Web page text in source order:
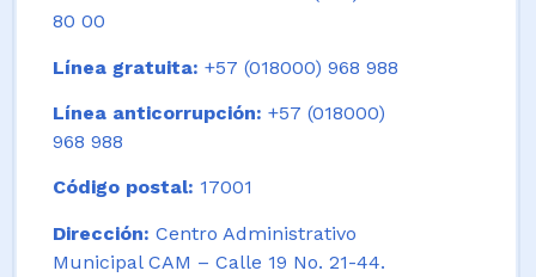
80 00
Línea gratuita: +57 (018000) 968 988
Línea anticorrupción: +57 (018000)
968 988
Código postal: 17001
Dirección: Centro Administrativo
Municipal CAM – Calle 19 No. 21-44.